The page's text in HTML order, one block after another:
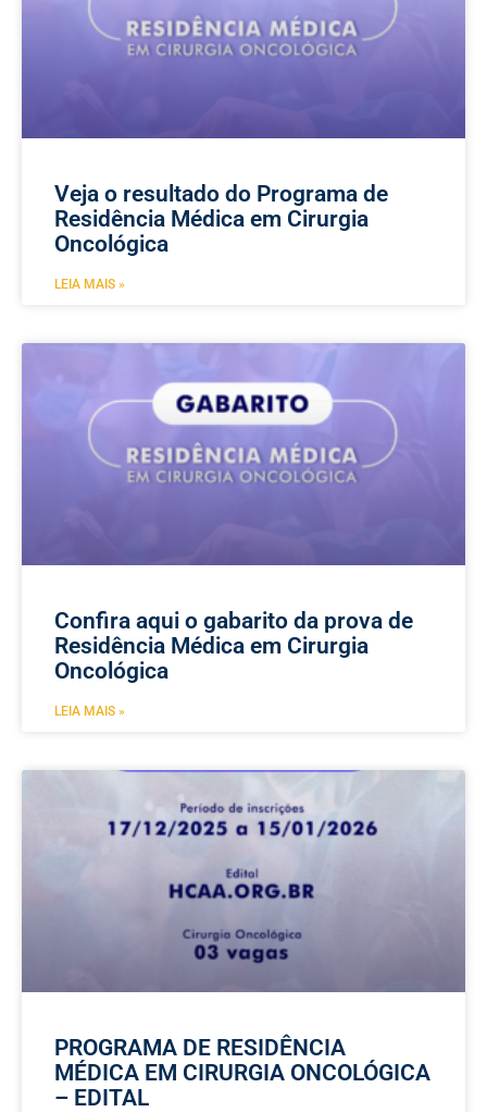
Veja o resultado do Programa de
Residência Médica em Cirurgia
Oncológica
LEIA MAIS »
Confira aqui o gabarito da prova de
Residência Médica em Cirurgia
Oncológica
LEIA MAIS »
PROGRAMA DE RESIDÊNCIA
MÉDICA EM CIRURGIA ONCOLÓGICA
– EDITAL